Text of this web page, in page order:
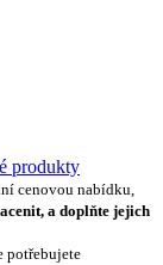
produkty
cenovou nabídku,
a doplňte jejich
potřebujete